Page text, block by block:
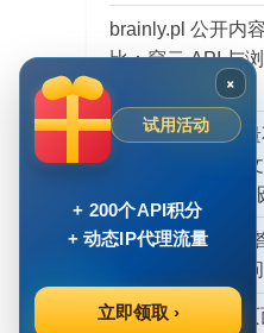
brainly.pl 公开内
比：穿云 API 与
AI Agent 输入质
办：穿云 API 正
SDK 接入检查日
brainly.lat 公开问
云 API 的稳定访
USPhoneBook
×
试用活动
+ 200个API积分
+ 动态IP代理流量
立即领取 ›